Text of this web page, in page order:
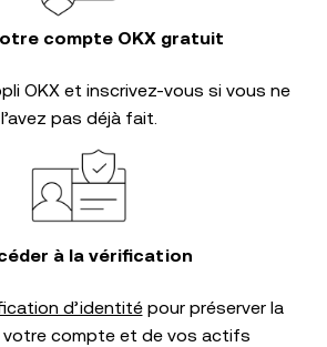
compte OKX gratuit
OKX et inscrivez-vous si vous ne
l’avez pas déjà fait.
à la vérification
d’identitépour préserver la
votre compte et de vos actifs